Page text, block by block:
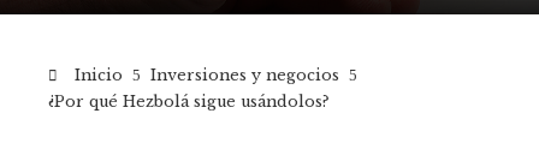
Inicio
Inversiones y negocios
¿Por qué Hezbolá sigue usándolos?